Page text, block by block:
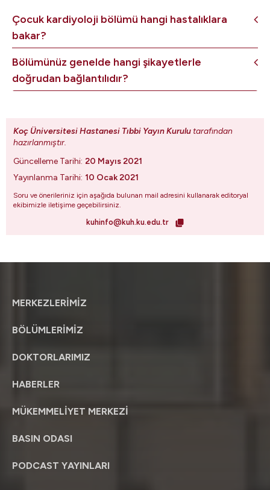
Çocuk kardiyoloji bölümü hangi hastalıklara
bakar?
Bölümünüz genelde hangi şikayetlerle
doğrudan bağlantılıdır?
Koç Üniversitesi Hastanesi Tıbbi Yayın Kurulu tarafından
hazırlanmıştır.
Güncelleme Tarihi: 20 Mayıs 2021
Yayınlanma Tarihi: 10 Ocak 2021
Soru ve önerileriniz için aşağıda bulunan mail adresini kullanarak editoryal
ekibimizle iletişime geçebilirsiniz.
kuhinfo@kuh.ku.edu.tr
MERKEZLERİMİZ
BÖLÜMLERİMİZ
DOKTORLARIMIZ
HABERLER
MÜKEMMELİYET MERKEZİ
BASIN ODASI
PODCAST YAYINLARI